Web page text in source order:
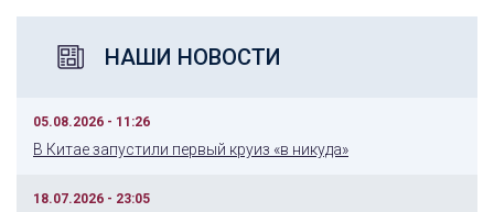
НАШИ НОВОСТИ
05.08.2026 - 11:26
В Китае запустили первый круиз «в никуда»
18.07.2026 - 23:05